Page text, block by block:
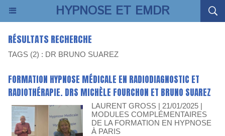
HYPNOSE ET EMDR
RÉSULTATS RECHERCHE
TAGS (2) : DR BRUNO SUAREZ
FORMATION HYPNOSE MÉDICALE EN RADIODIAGNOSTIC ET
RADIOTHÉRAPIE. DRS MICHÈLE FOURCHON ET BRUNO SUAREZ
LAURENT GROSS | 21/01/2025 |
MODULES COMPLÉMENTAIRES
DE LA FORMATION EN HYPNOSE
À PARIS